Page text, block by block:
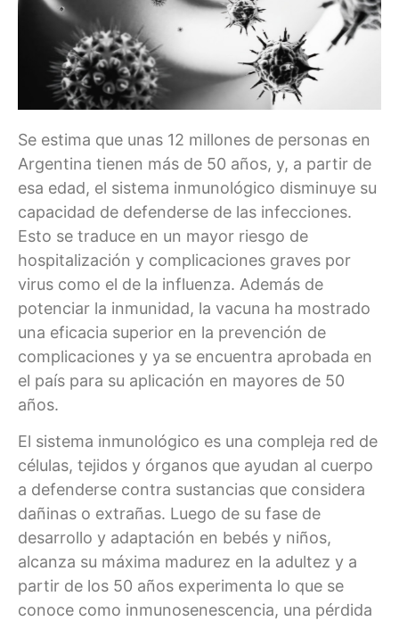
Se estima que unas 12 millones de personas en
Argentina tienen más de 50 años, y, a partir de
esa edad, el sistema inmunológico disminuye su
capacidad de defenderse de las infecciones.
Esto se traduce en un mayor riesgo de
hospitalización y complicaciones graves por
virus como el de la influenza. Además de
potenciar la inmunidad, la vacuna ha mostrado
una eficacia superior en la prevención de
complicaciones y ya se encuentra aprobada en
el país para su aplicación en mayores de 50
años.
El sistema inmunológico es una compleja red de
células, tejidos y órganos que ayudan al cuerpo
a defenderse contra sustancias que considera
dañinas o extrañas. Luego de su fase de
desarrollo y adaptación en bebés y niños,
alcanza su máxima madurez en la adultez y a
partir de los 50 años experimenta lo que se
conoce como inmunosenescencia, una pérdida